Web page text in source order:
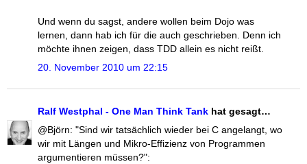
Und wenn du sagst, andere wollen beim Dojo was
lernen, dann hab ich für die auch geschrieben. Denn ich
möchte ihnen zeigen, dass TDD allein es nicht reißt.
20. November 2010 um 22:15
Ralf Westphal - One Man Think Tank hat gesagt…
@Björn: "Sind wir tatsächlich wieder bei C angelangt, wo
wir mit Längen und Mikro-Effizienz von Programmen
argumentieren müssen?":